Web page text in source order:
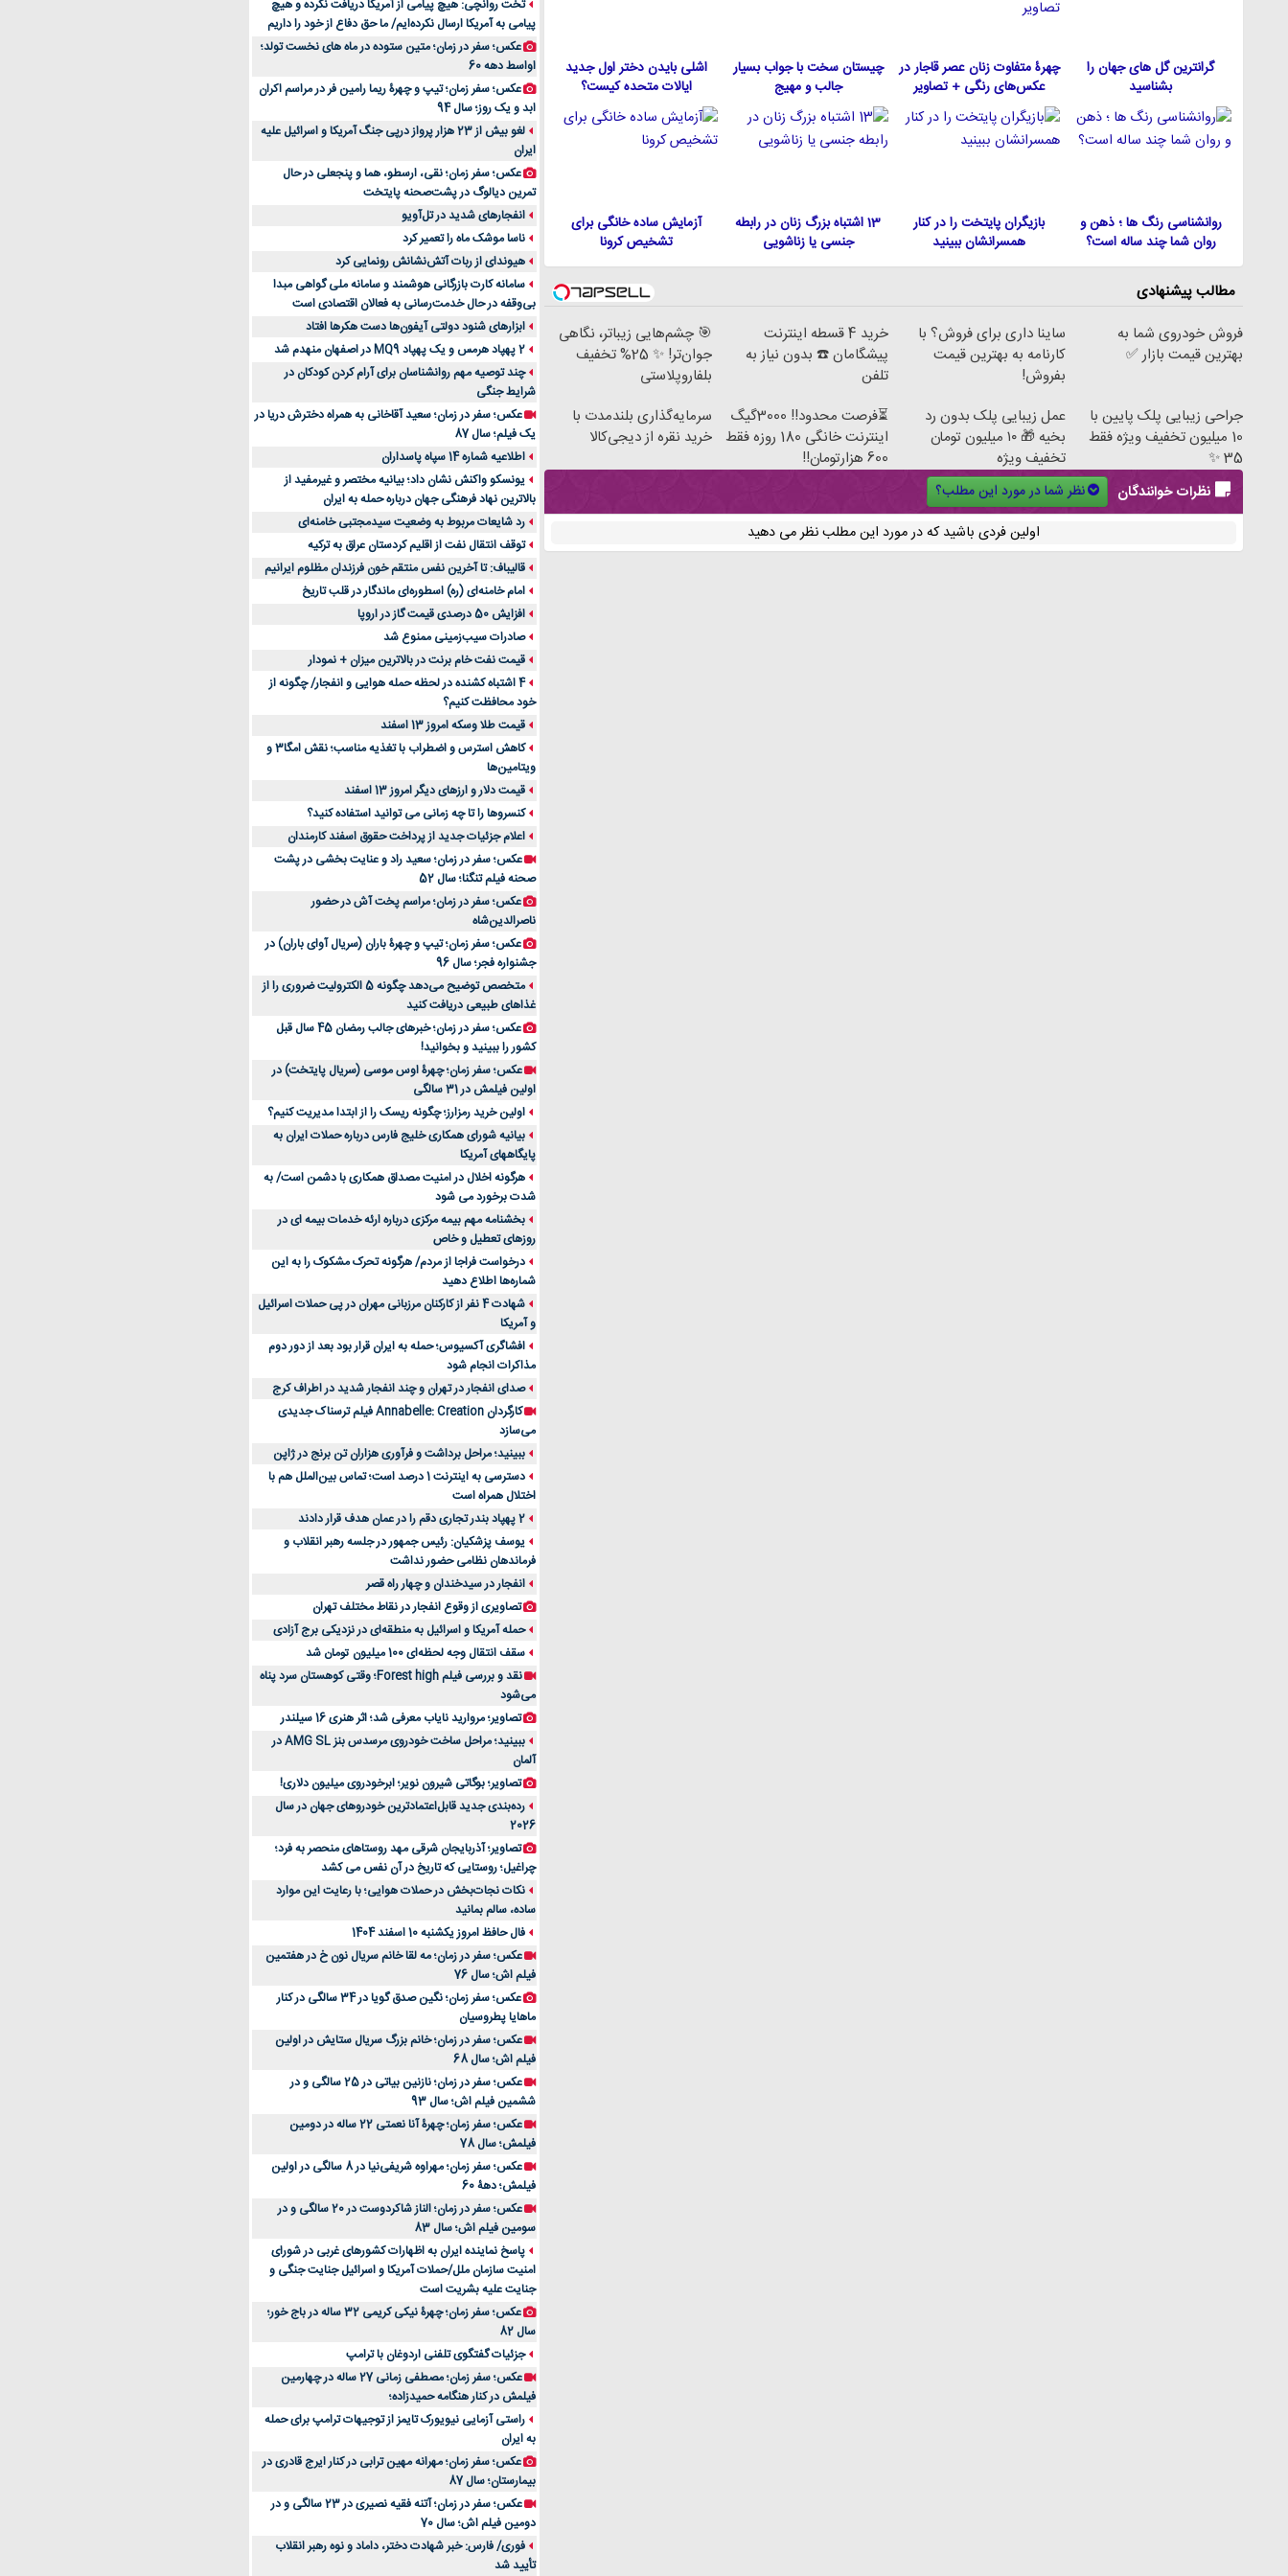
گرانترین گل های جهان را
بشناسید
چهرۀ متفاوت زنان عصر قاجار در
عکس‌های رنگی + تصاویر
چیستان سخت با جواب بسیار
جالب و مهیج
اشلی بایدن دختر اول جدید
ایالات متحده كيست؟
روانشناسی رنگ ها ؛ ذهن و
روان شما چند ساله است؟
بازیگران پایتخت را در کنار
همسرانشان ببینید
13 اشتباه بزرگ زنان در رابطه
جنسی یا زناشویی
آزمایش ساده خانگی برای
تشخیص کرونا
مطالب پیشنهادی
فروش خودروی شما به
بهترین قیمت بازار ✅
ساینا داری برای فروش؟ با
کارنامه به بهترین قیمت
بفروش!
خرید 4 قسطه اینترنت
پیشگامان ☎️ بدون نیاز به
تلفن
🎯 چشم‌هایی زیباتر، نگاهی
جوان‌تر! ✨ 25% تخفیف
بلفاروپلاستی
جراحی زیبایی پلک پایین با
10 میلیون تخفیف ویژه فقط
35 ✨
عمل زیبایی پلک بدون رد
بخیه 🎁 ۱۰ میلیون تومان
تخفیف ویژه
⏳فرصت محدود!! 3000گیگ
اینترنت خانگی 180 روزه فقط
600 هزارتومان!!
سرمایه‌گذاری بلندمدت با
خرید نقره از دیجی‌کالا
نظرات خوانندگان
نظر شما در مورد این مطلب؟
اولین فردی باشید که در مورد این مطلب نظر می دهید
راهنمای جامع بهترین کفش ورزشی برای دویدن و استفاده
روزمره | بررسی ۱۲ مدل برتر
تخت روانچی: هیچ پیامی از آمریکا دریافت نکرده و هیچ
پیامی به آمریکا ارسال نکرده‌ایم/ ما حق دفاع از خود را داریم
عکس؛ سفر در زمان؛ متین ستوده در ماه های نخست تولد؛
اواسط دهه 60
عکس؛ سفر زمان؛ تیپ و چهرۀ ریما رامین فر در مراسم اکران
ابد و یک روز؛ سال 94
لغو بیش از 23 هزار پرواز درپی جنگ آمریکا و اسرائیل علیه
ایران
عکس؛ سفر زمان؛ نقی، ارسطو، هما و پنجعلی در حال
تمرین دیالوگ در پشت‌صحنه پایتخت
انفجارهای شدید در تل‌آویو
ناسا موشک ماه را تعمیر کرد
هیوندای از ربات آتش‌نشانش رونمایی کرد
سامانه کارت بازرگانی هوشمند و سامانه ملی گواهی مبدا
بی‌وقفه در حال خدمت‌رسانی به فعالان اقتصادی است
ابزارهای شنود دولتی آیفون‌ها دست هکرها افتاد
2 پهپاد هرمس و یک پهپاد MQ9 در اصفهان منهدم شد
چند توصیه مهم روانشناسان برای آرام کردن کودکان در
شرایط جنگی
عکس؛ سفر در زمان؛ سعید آقاخانی به همراه دخترش دریا در
یک فیلم؛ سال 87
اطلاعیه شماره 14 سپاه پاسداران
یونسکو واکنش نشان داد؛ بیانیه مختصر و غیرمفید از
بالاترین نهاد فرهنگی جهان درباره حمله به ایران
رد شایعات مربوط به وضعیت سیدمجتبی خامنه‌ای
توقف انتقال نفت از اقلیم کردستان عراق به ترکیه
قالیباف: تا آخرین نفس منتقم خون فرزندان مظلوم ایرانیم
امام خامنه‌ای (ره) اسطوره‌ای ماندگار در قلب تاریخ
افزایش 50 درصدی قیمت گاز در اروپا
صادرات سیب‌زمینی ممنوع شد
قیمت نفت خام برنت در بالاترین میزان + نمودار
4 اشتباه کشنده در لحظه حمله هوایی و انفجار/ چگونه از
خود محافظت کنیم؟
قیمت طلا وسکه امروز 13 اسفند
کاهش استرس و اضطراب با تغذیه مناسب؛ نقش امگا3 و
ویتامین‌ها
قیمت دلار و ارزهای دیگر امروز 13 اسفند
کنسروها را تا چه زمانی می توانید استفاده کنید؟
اعلام جزئیات جدید از پرداخت حقوق اسفند کارمندان
عکس؛ سفر در زمان؛ سعید راد و عنایت بخشی در پشت
صحنه فیلم تنگنا؛ سال 52
عکس؛ سفر در زمان؛ مراسم پخت آش در حضور
ناصرالدین‌شاه
عکس؛ سفر زمان؛ تیپ و چهرۀ باران (سریال آوای باران) در
جشنواره فجر؛ سال 96
متخصص توضیح می‌دهد چگونه 5 الکترولیت ضروری را از
غذاهای طبیعی دریافت کنید
عکس؛ سفر در زمان؛ خبرهای جالب رمضان 45 سال قبل
کشور را ببینید و بخوانید!
عکس؛ سفر زمان؛ چهرۀ اوس موسی (سریال پایتخت) در
اولین فیلمش در 31 سالگی
اولین خرید رمزارز؛ چگونه ریسک را از ابتدا مدیریت کنیم؟
بیانیه شورای همکاری خلیج فارس درباره حملات ایران به
پایگاههای آمریکا
هرگونه اخلال در امنیت مصداق همکاری با دشمن است/ به
شدت برخورد می شود
بخشنامه مهم بیمه مرکزی درباره ارئه خدمات بیمه ای در
روزهای تعطیل و خاص
درخواست فراجا از مردم/ هرگونه تحرک مشکوک را به این
شماره‌ها اطلاع دهید
شهادت 4 نفر از کارکنان مرزبانی مهران در پی حملات اسرائیل
و آمریکا
افشاگری آکسیوس؛ حمله به ایران قرار بود بعد از دور دوم
مذاکرات انجام شود
صدای انفجار در تهران و چند انفجار شدید در اطراف کرج
کارگردان Annabelle: Creation فیلم ترسناک جدیدی
می‌سازد
ببینید؛ مراحل برداشت و فرآوری هزاران تن برنج در ژاپن
دسترسی به اینترنت 1 درصد است؛ تماس بین‌الملل هم با
اختلال همراه است
2 پهپاد بندر تجاری دقم را در عمان هدف قرار دادند
یوسف پزشکیان: رئیس جمهور در جلسه رهبر انقلاب و
فرماندهان نظامی حضور نداشت
انفجار در سیدخندان و چهار راه قصر
تصاویری از وقوع انفجار در نقاط مختلف تهران
حمله آمریکا و اسرائیل به منطقه‌ای در نزدیکی برج آزادی
سقف انتقال وجه لحظه‌ای 100 میلیون تومان شد
نقد و بررسی فیلم Forest high؛ وقتی کوهستان سرد پناه
می‌شود
تصاویر؛ مروارید نایاب معرفی شد؛ اثر هنری 16 سیلندر
ببینید؛ مراحل ساخت خودروی مرسدس بنز AMG SL در
آلمان
تصاویر؛ بوگاتی شیرون نویر؛ ابرخودروی میلیون دلاری!
رده‌بندی جدید قابل‌اعتمادترین خودروهای جهان در سال
2026
تصاویر؛ آذربایجان شرقی مهد روستاهای منحصر به فرد؛
چراغیل؛ روستایی که تاریخ در آن نفس می کشد
نکات نجات‌بخش در حملات هوایی؛ با رعایت این موارد
ساده، سالم بمانید
فال حافظ امروز یکشنبه 10 اسفند 1404
عکس؛ سفر در زمان؛ مه لقا خانم سریال نون خ در هفتمین
فیلم اش؛ سال 76
عکس؛ سفر زمان؛ نگین صدق گویا در 34 سالگی در کنار
ماهایا پطروسیان
عکس؛ سفر در زمان؛ خانم بزرگ سریال ستایش در اولین
فیلم اش؛ سال 68
عکس؛ سفر در زمان؛ نازنین بیاتی در 25 سالگی و در
ششمین فیلم اش؛ سال 93
عکس؛ سفر زمان؛ چهرۀ آنا نعمتی 22 ساله در دومین
فیلمش؛ سال 78
عکس؛ سفر زمان؛ مهراوه شریفی‌نیا در 8 سالگی در اولین
فیلمش؛ دهۀ 60
عکس؛ سفر در زمان؛ الناز شاکردوست در 20 سالگی و در
سومین فیلم اش؛ سال 83
پاسخ نماینده ایران به اظهارات کشورهای غربی در شورای
امنیت سازمان ملل/حملات آمریکا و اسرائیل جنایت جنگی و
جنایت علیه بشریت است
عکس؛ سفر زمان؛ چهرۀ نیکی کریمی 32 ساله در باج خور؛
سال 82
جزئیات گفتگوی تلفنی اردوغان با ترامپ
عکس؛ سفر زمان؛ مصطفی زمانی 27 ساله در چهارمین
فیلمش در کنار هنگامه حمیدزاده؛
راستی آزمایی نیویورک تایمز از توجیهات ترامپ برای حمله
به ایران
عکس؛ سفر زمان؛ مهرانه مهین ترابی در کنار ایرج قادری در
بیمارستان؛ سال 87
عکس؛ سفر در زمان؛ آتنه فقیه نصیری در 23 سالگی و در
دومین فیلم اش؛ سال 70
فوری/ فارس: خبر شهادت دختر، داماد و نوه رهبر انقلاب
تأیید شد